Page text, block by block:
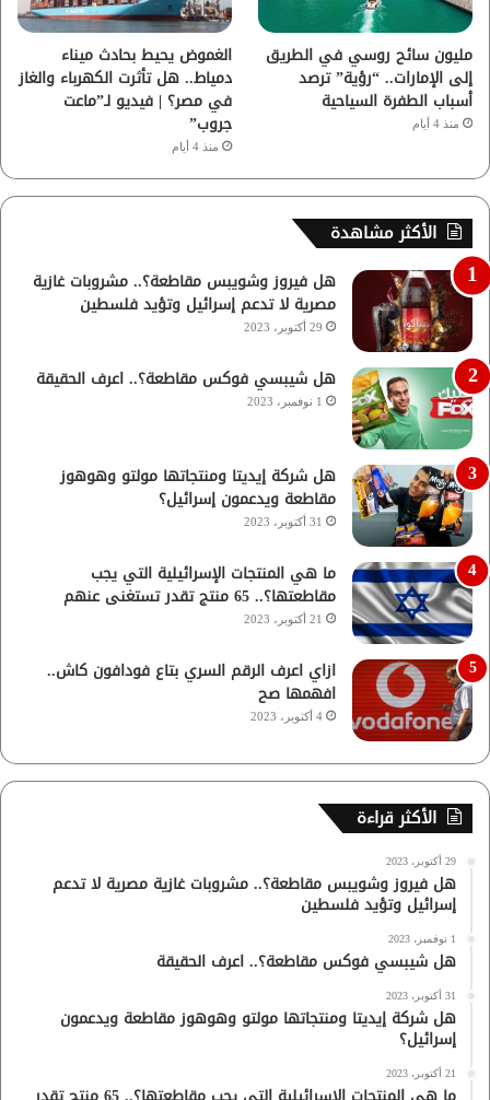
مليون سائح روسي في الطريق
إلى الإمارات.. “رؤية” ترصد
أسباب الطفرة السياحية
منذ 4 أيام
الغموض يحيط بحادث ميناء
دمياط.. هل تأثرت الكهرباء والغاز
في مصر؟ | فيديو لـ”ماعت
جروب”
منذ 4 أيام
الأكثر مشاهدة
هل فيروز وشويبس مقاطعة؟.. مشروبات غازية
مصرية لا تدعم إسرائيل وتؤيد فلسطين
29 أكتوبر، 2023
هل شيبسي فوكس مقاطعة؟.. اعرف الحقيقة
1 نوفمبر، 2023
هل شركة إيديتا ومنتجاتها مولتو وهوهوز
مقاطعة ويدعمون إسرائيل؟
31 أكتوبر، 2023
ما هي المنتجات الإسرائيلية التي يجب
مقاطعتها؟.. 65 منتج تقدر تستغنى عنهم
21 أكتوبر، 2023
ازاي اعرف الرقم السري بتاع فودافون كاش..
افهمها صح
4 أكتوبر، 2023
الأكثر قراءة
29 أكتوبر، 2023
هل فيروز وشويبس مقاطعة؟.. مشروبات غازية مصرية لا تدعم
إسرائيل وتؤيد فلسطين
1 نوفمبر، 2023
هل شيبسي فوكس مقاطعة؟.. اعرف الحقيقة
31 أكتوبر، 2023
هل شركة إيديتا ومنتجاتها مولتو وهوهوز مقاطعة ويدعمون
إسرائيل؟
21 أكتوبر، 2023